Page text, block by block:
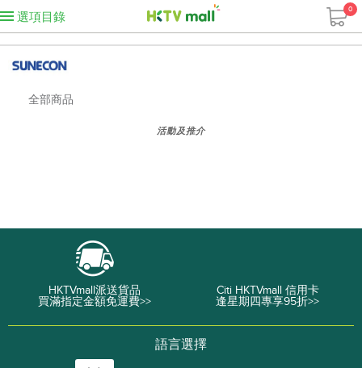
選項目錄
0
全部商品
活動及推介
HKTVmall派送貨品
買滿指定金額免運費>>
Citi HKTVmall 信用卡
逢星期四專享95折>>
語言選擇